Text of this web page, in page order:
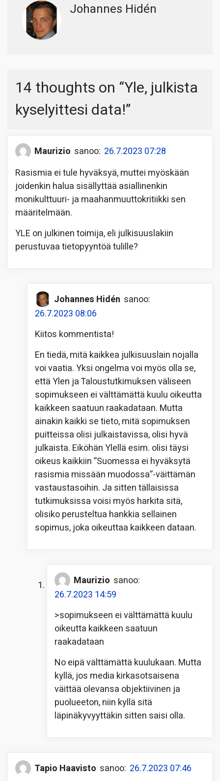
Johannes Hidén
14 thoughts on “Yle, julkista
kyselyittesi data!”
Maurizio sanoo: 26.7.2023 07:28
Rasismia ei tule hyväksyä, muttei myöskään
joidenkin halua sisällyttää asiallinenkin
monikulttuuri- ja maahanmuuttokritiikki sen
määritelmään.
YLE on julkinen toimija, eli julkisuuslakiin
perustuvaa tietopyyntöä tulille?
Johannes Hidén sanoo:
26.7.2023 08:06
Kiitos kommentista!
En tiedä, mitä kaikkea julkisuuslain nojalla
voi vaatia. Yksi ongelma voi myös olla se,
että Ylen ja Taloustutkimuksen väliseen
sopimukseen ei välttämättä kuulu oikeutta
kaikkeen saatuun raakadataan. Mutta
ainakin kaikki se tieto, mitä sopimuksen
puitteissa olisi julkaistavissa, olisi hyvä
julkaista. Eiköhän Ylellä esim. olisi täysi
oikeus kaikkiin ”Suomessa ei hyväksytä
rasismia missään muodossa”-väittämän
vastaustasoihin. Ja sitten tällaisissa
tutkimuksissa voisi myös harkita sitä,
olisiko perusteltua hankkia sellainen
sopimus, joka oikeuttaa kaikkeen dataan.
Maurizio sanoo:
26.7.2023 14:59
>sopimukseen ei välttämättä kuulu
oikeutta kaikkeen saatuun
raakadataan
No eipä välttämättä kuulukaan. Mutta
kyllä, jos media kirkasotsaisena
väittää olevansa objektiivinen ja
puolueeton, niin kyllä sitä
läpinäkyvyyttäkin sitten saisi olla.
Tapio Haavisto sanoo: 26.7.2023 07:46